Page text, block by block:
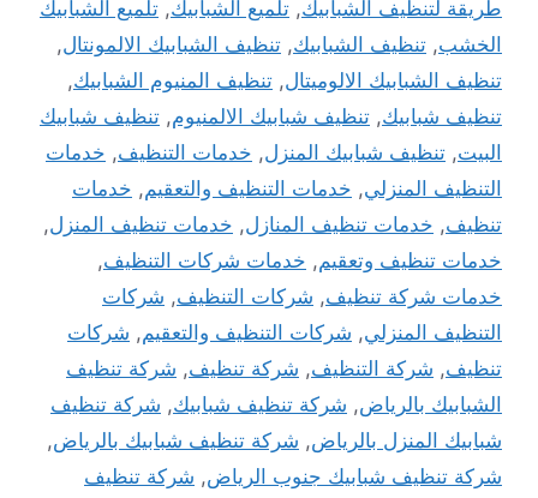
طريقة لتنظيف الشبابيك, تلميع الشبابيك, تلميع الشبابيك
الخشب, تنظيف الشبابيك, تنظيف الشبابيك الالمونتال,
تنظيف الشبابيك الالوميتال, تنظيف المنيوم الشبابيك,
تنظيف شبابيك, تنظيف شبابيك الالمنيوم, تنظيف شبابيك
البيت, تنظيف شبابيك المنزل, خدمات التنظيف, خدمات
التنظيف المنزلي, خدمات التنظيف والتعقيم, خدمات
تنظيف, خدمات تنظيف المنازل, خدمات تنظيف المنزل,
خدمات تنظيف وتعقيم, خدمات شركات التنظيف,
خدمات شركة تنظيف, شركات التنظيف, شركات
التنظيف المنزلي, شركات التنظيف والتعقيم, شركات
تنظيف, شركة التنظيف, شركة تنظيف, شركة تنظيف
الشبابيك بالرياض, شركة تنظيف شبابيك, شركة تنظيف
شبابيك المنزل بالرياض, شركة تنظيف شبابيك بالرياض,
شركة تنظيف شبابيك جنوب الرياض, شركة تنظيف